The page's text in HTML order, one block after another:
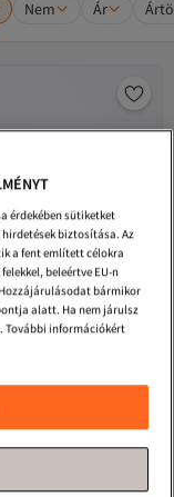
Nem Ár
érdekében sütiketket
biztosítása. Az
a fent említett célokra
beleértve EU-n
bármikor
alatt. Ha nem járulsz
További információkért